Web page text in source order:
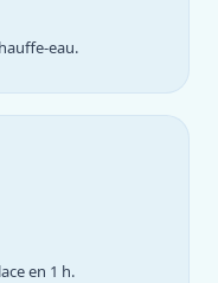
eau.
en 1 h.